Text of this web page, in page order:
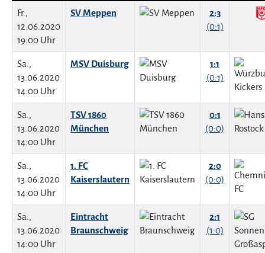
Fr.,
12.06.2020
19:00 Uhr
SV Meppen
2:3
(0:1)
Sa.,
13.06.2020
14:00 Uhr
MSV Duisburg
1:1
(0:1)
Sa.,
13.06.2020
14:00 Uhr
TSV 1860
München
0:1
(0:0)
Sa.,
13.06.2020
14:00 Uhr
1. FC
Kaiserslautern
2:0
(0:0)
Sa.,
13.06.2020
14:00 Uhr
Eintracht
Braunschweig
2:1
(1:0)